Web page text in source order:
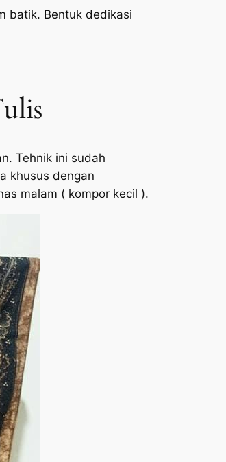
batik. Bentuk dedikasi
Tehnik ini sudah
khusus dengan
malam ( kompor kecil ).